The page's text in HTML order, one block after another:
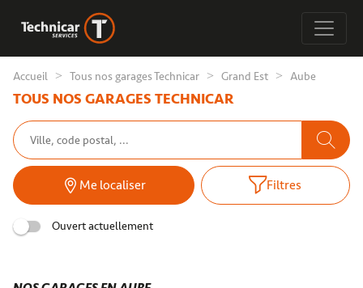
Accueil Tous nos garages Technicar Grand Est Aube
TOUS NOS GARAGES TECHNICAR
Me localiser Filtres
Ouvert actuellement